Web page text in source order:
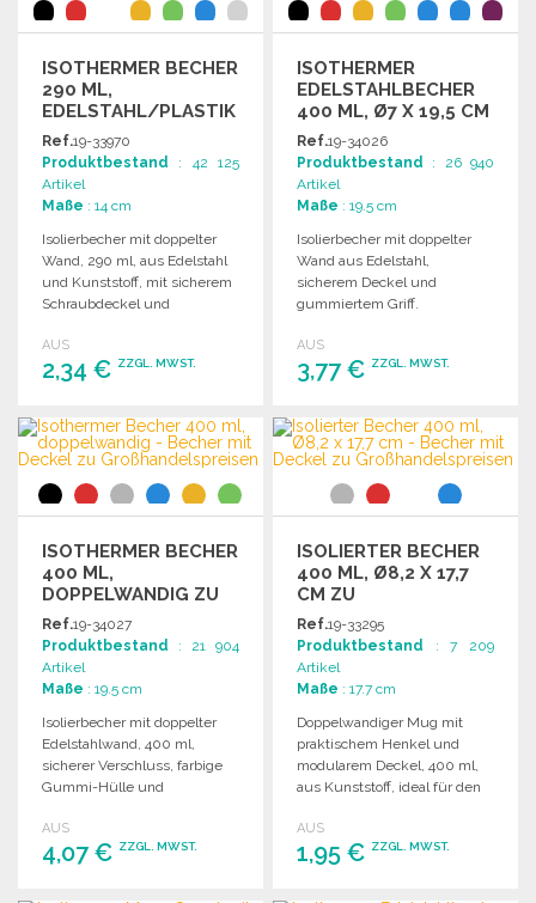
ISOTHERMER BECHER
290 ML,
EDELSTAHL/PLASTIK
Ref.19-33970
Produktbestand : 42 125
Artikel
Maße : 14 cm
Isolierbecher mit doppelter
Wand, 290 ml, aus Edelstahl
und Kunststoff, mit sicherem
Schraubdeckel und
AUS
2,34 € ZZGL. MWST.
BESTELLEN
Angebot anfordern
ISOTHERMER
EDELSTAHLBECHER
400 ML, Ø7 X 19,5 CM
Ref.19-34026
Produktbestand : 26 940
Artikel
Maße : 19.5 cm
Isolierbecher mit doppelter
Wand aus Edelstahl,
sicherem Deckel und
gummiertem Griff.
ml, Größe: Ø7 x 19,5 cm.
AUS
3,77 € ZZGL. MWST.
BESTELLEN
Angebot anfordern
ISOTHERMER BECHER
400 ML,
DOPPELWANDIG ZU
GROSSHANDELSPREISEN
Ref.19-34027
Produktbestand : 21 904
Artikel
Maße : 19.5 cm
Isolierbecher mit doppelter
Edelstahlwand, 400 ml,
sicherer Verschluss, farbige
Gummi-Hülle und
unterwegs.
AUS
4,07 € ZZGL. MWST.
ISOLIERTER BECHER
400 ML, Ø8,2 X 17,7
CM ZU
GROSSHANDELSPREISEN
Ref.19-33295
Produktbestand : 7 209
Artikel
Maße : 17.7 cm
Doppelwandiger Mug mit
praktischem Henkel und
modularem Deckel, 400 ml,
aus Kunststoff, ideal für den
cm.
AUS
1,95 € ZZGL. MWST.